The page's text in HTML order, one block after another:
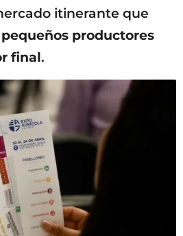
itinerante que
pequeños productores
final.